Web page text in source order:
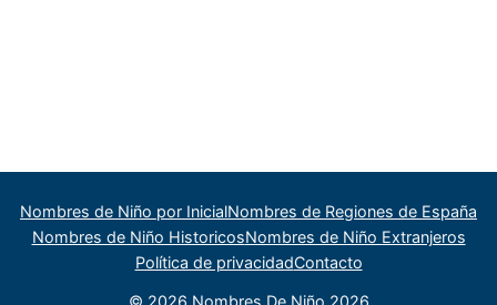
Nombres de Niño por InicialNombres de Regiones de España
Nombres de Niño HistoricosNombres de Niño Extranjeros
Política de privacidadContacto
© 2026 Nombres De Niño 2026